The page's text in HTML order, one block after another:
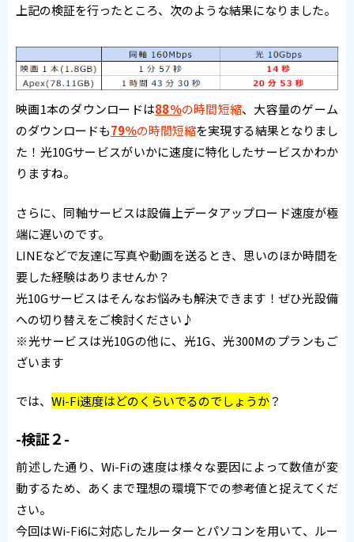
上記の検証を行ったところ、次のような結果になりました。
映画1本のダウンロードは88％の時間短縮、大容量のゲーム
のダウンロードも79％の時間短縮を実現する結果となりまし
た！光10Gサービスがいかに速度に特化したサービスかわか
りますね。
さらに、同軸サービスは設備上データアップロード速度が極
端に遅いのです。
LINEなどで友達に写真や動画を送るとき、思いのほか時間を
要した経験はありませんか？
光10Gサービスはそんなお悩みも解決できます！ぜひ光設備
への切り替えをご検討ください♪
※光サービスは光10Gの他に、光1G、光300Mのプランもご
ざいます
では、 Wi-Fi速度はどのくらいでるのでしょうか？
-検証２-
前述した通り、Wi-Fiの速度は様々な要因によって数値が変
動するため、あくまで理想の環境下での参考値と捉えてくだ
さい。
今回はWi-Fi6に対応したルーターとパソコンを用いて、ルー